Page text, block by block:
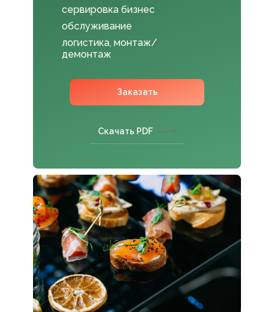
сервировка бизнес
обслуживание
логистика, монтаж/
демонтаж
Скачать PDF
Заказать